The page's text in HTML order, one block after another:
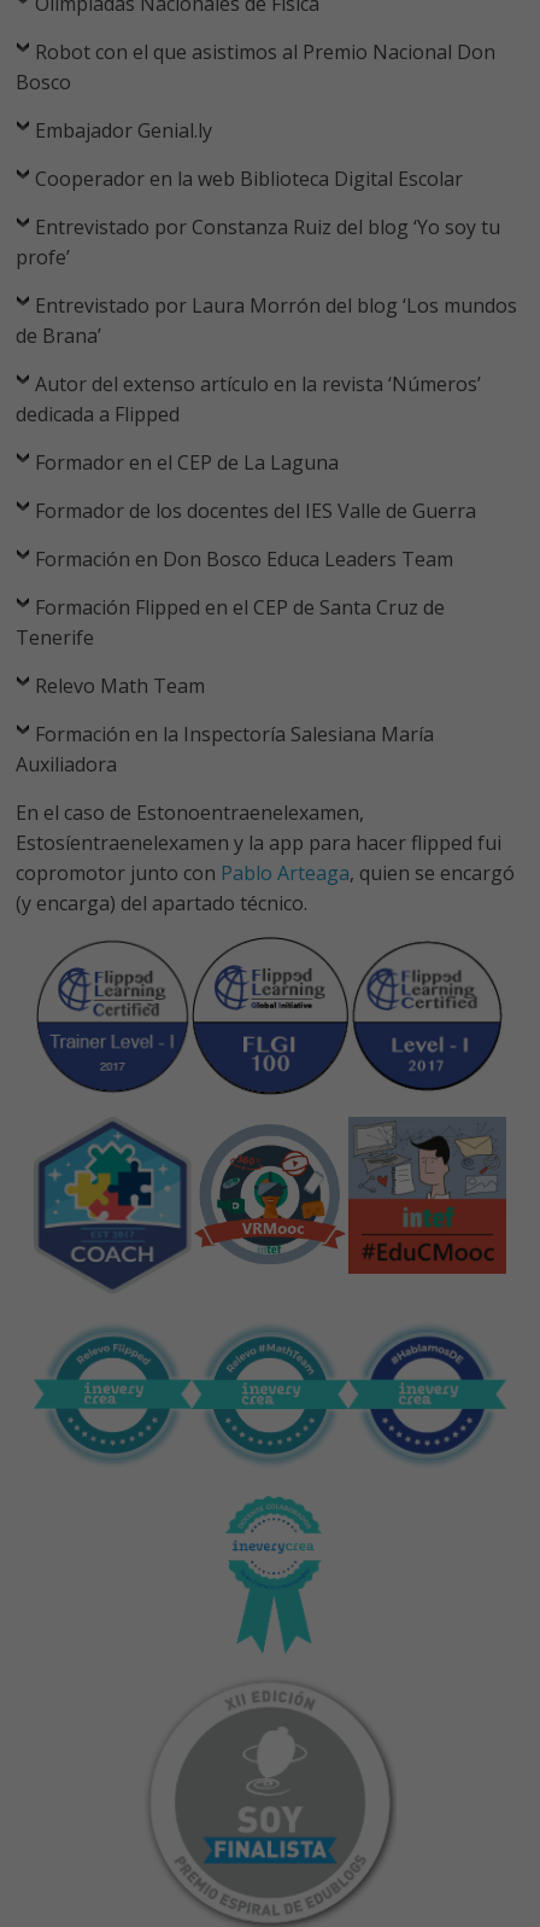
Robot con el que asistimos al Premio Nacional Don
Bosco
Embajador Genial.ly
Cooperador en la web Biblioteca Digital Escolar
Entrevistado por Constanza Ruiz del blog ‘Yo soy tu
profe’
Entrevistado por Laura Morrón del blog ‘Los mundos
de Brana’
Autor del extenso artículo en la revista ‘Números’
dedicada a Flipped
Formador en el CEP de La Laguna
Formador de los docentes del IES Valle de Guerra
Formación en Don Bosco Educa Leaders Team
Formación Flipped en el CEP de Santa Cruz de
Tenerife
Relevo Math Team
Formación en la Inspectoría Salesiana María
Auxiliadora
En el caso de Estonoentraenelexamen,
Estosíentraenelexamen y la app para hacer flipped fui
copromotor junto con Pablo Arteaga, quien se encargó
(y encarga) del apartado técnico.